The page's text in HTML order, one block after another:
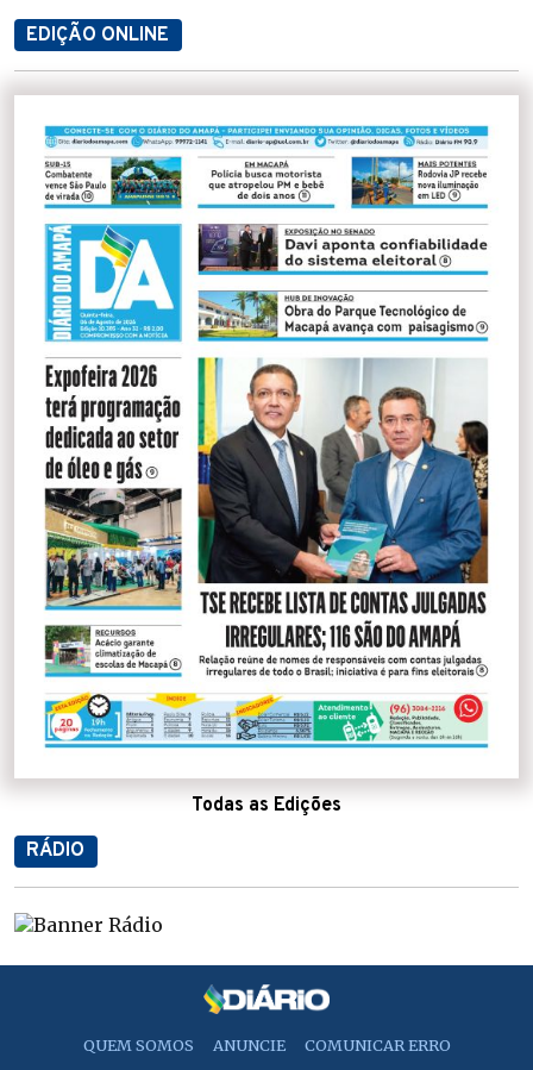
EDIÇÃO ONLINE
Todas as Edições
RÁDIO
QUEM SOMOS ANUNCIE COMUNICAR ERRO